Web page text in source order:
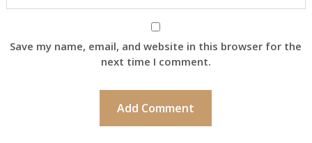
Save my name, email, and website in this browser for the
next time I comment.